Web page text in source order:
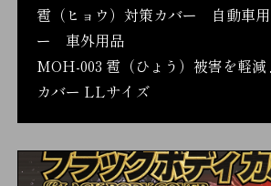
雹（ヒョウ）対策カバー 自動車
ー 車外用品
MOH-003 雹（ひょう）被害を軽減
カバー LLサイズ